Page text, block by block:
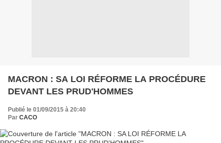
MACRON : SA LOI RÉFORME LA PROCÉDURE
DEVANT LES PRUD'HOMMES
Publié le 01/09/2015 à 20:40
Par CACO